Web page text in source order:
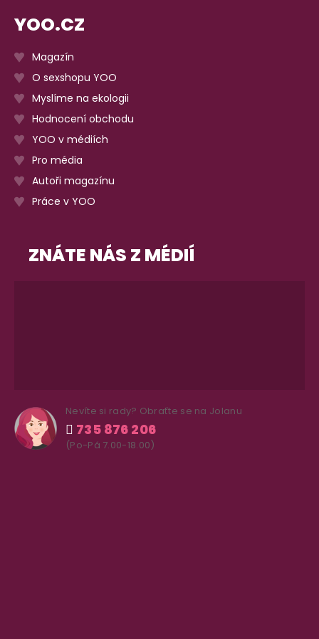
YOO.CZ
Magazín
O sexshopu YOO
Myslíme na ekologii
Hodnocení obchodu
YOO v médiích
Pro média
Autoři magazínu
Práce v YOO
ZNÁTE NÁS Z MÉDIÍ
Nevíte si rady? Obraťte se na Jolanu
735 876 206
(Po-Pá 7.00-18.00)